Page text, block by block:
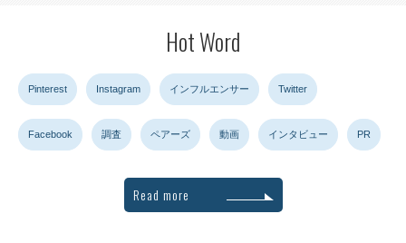
Hot Word
Pinterest Instagram インフルエンサー Twitter
Facebook 調査 ペアーズ 動画 インタビュー PR
Read more